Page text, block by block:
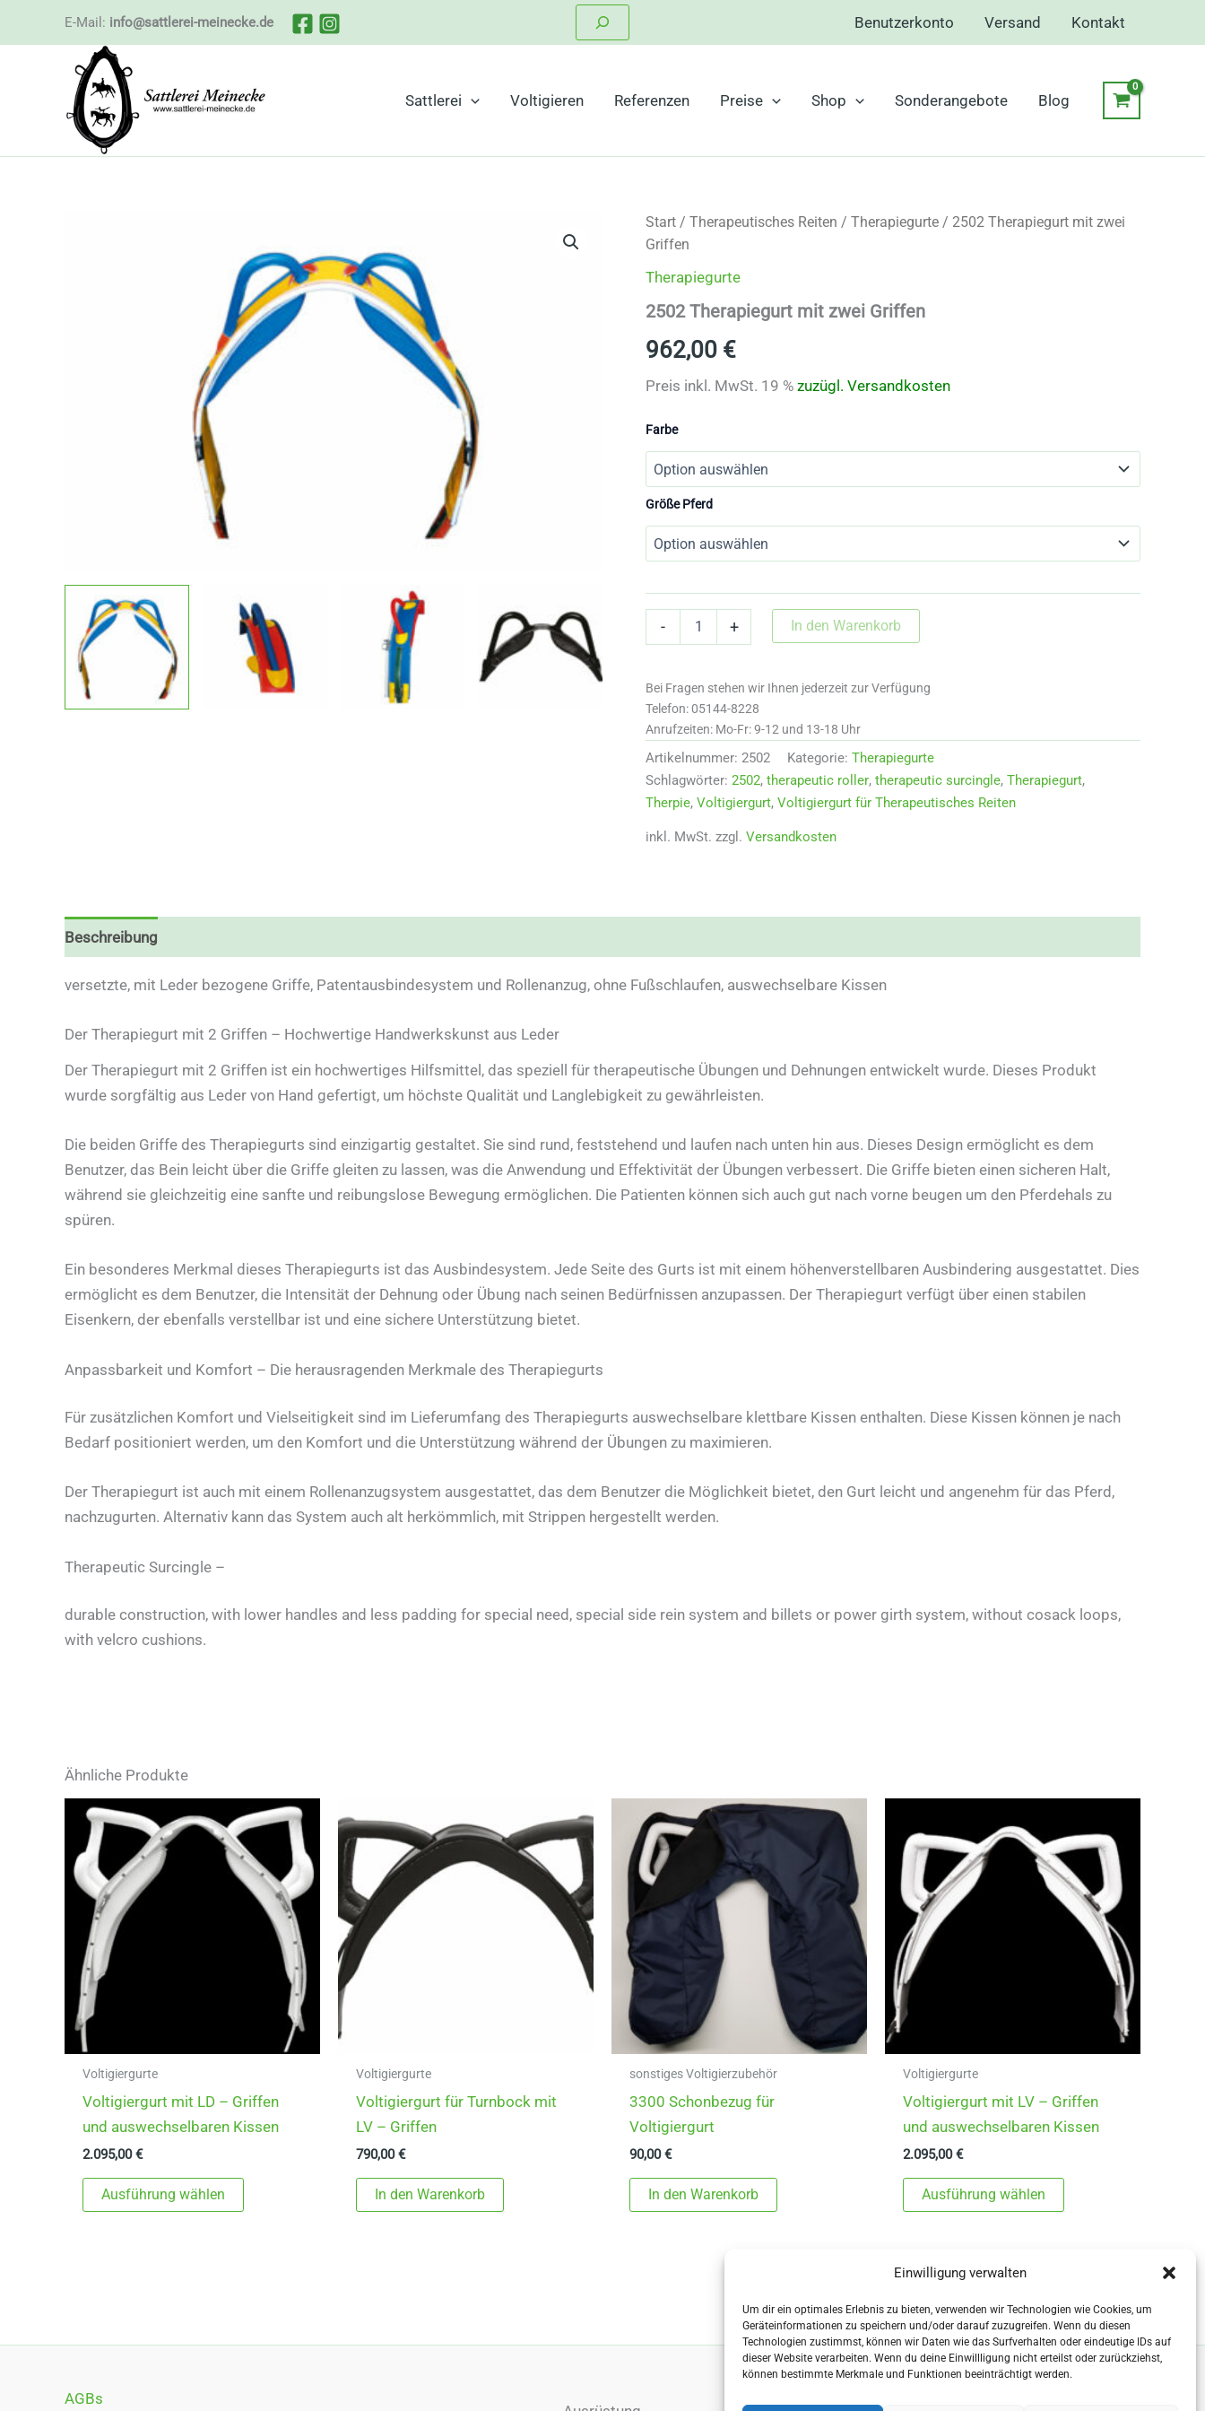
Einwilligung verwalten
Um dir ein optimales Erlebnis zu bieten, verwenden wir Technologien wie Cookies, um
Geräteinformationen zu speichern und/oder darauf zuzugreifen. Wenn du diesen
Technologien zustimmst, können wir Daten wie das Surfverhalten oder eindeutige IDs auf
dieser Website verarbeiten. Wenn du deine Einwillligung nicht erteilst oder zurückziehst,
können bestimmte Merkmale und Funktionen beeinträchtigt werden.
E-Mail: info@sattlerei-meinecke.de Benutzerkonto Versand Kontakt
Sattlerei Voltigieren Referenzen Preise Shop Sonderangebote Blog
Start / Therapeutisches Reiten / Therapiegurte / 2502 Therapiegurt mit zwei
Griffen
Therapiegurte
2502 Therapiegurt mit zwei Griffen
962,00 €
Preis inkl. MwSt. 19 % zuzügl. Versandkosten
Farbe
Größe Pferd
-
Therapiegurt
Griffen
Menge
+ In den Warenkorb
Bei Fragen stehen wir Ihnen jederzeit zur Verfügung
Telefon: 05144-8228
Anrufzeiten: Mo-Fr: 9-12 und 13-18 Uhr
Artikelnummer: 2502 Kategorie: Therapiegurte
Schlagwörter: 2502, therapeutic roller, therapeutic surcingle, Therapiegurt,
Therpie, Voltigiergurt, Voltigiergurt für Therapeutisches Reiten
inkl. MwSt. zzgl. Versandkosten
Beschreibung
versetzte, mit Leder bezogene Griffe, Patentausbindesystem und Rollenanzug, ohne Fußschlaufen, auswechselbare Kissen
Der Therapiegurt mit 2 Griffen – Hochwertige Handwerkskunst aus Leder
Der Therapiegurt mit 2 Griffen ist ein hochwertiges Hilfsmittel, das speziell für therapeutische Übungen und Dehnungen entwickelt wurde. Dieses Produkt
wurde sorgfältig aus Leder von Hand gefertigt, um höchste Qualität und Langlebigkeit zu gewährleisten.
Die beiden Griffe des Therapiegurts sind einzigartig gestaltet. Sie sind rund, feststehend und laufen nach unten hin aus. Dieses Design ermöglicht es dem
Benutzer, das Bein leicht über die Griffe gleiten zu lassen, was die Anwendung und Effektivität der Übungen verbessert. Die Griffe bieten einen sicheren Halt,
während sie gleichzeitig eine sanfte und reibungslose Bewegung ermöglichen. Die Patienten können sich auch gut nach vorne beugen um den Pferdehals zu
spüren.
Ein besonderes Merkmal dieses Therapiegurts ist das Ausbindesystem. Jede Seite des Gurts ist mit einem höhenverstellbaren Ausbindering ausgestattet. Dies
ermöglicht es dem Benutzer, die Intensität der Dehnung oder Übung nach seinen Bedürfnissen anzupassen. Der Therapiegurt verfügt über einen stabilen
Eisenkern, der ebenfalls verstellbar ist und eine sichere Unterstützung bietet.
Anpassbarkeit und Komfort – Die herausragenden Merkmale des Therapiegurts
Für zusätzlichen Komfort und Vielseitigkeit sind im Lieferumfang des Therapiegurts auswechselbare klettbare Kissen enthalten. Diese Kissen können je nach
Bedarf positioniert werden, um den Komfort und die Unterstützung während der Übungen zu maximieren.
Der Therapiegurt ist auch mit einem Rollenanzugsystem ausgestattet, das dem Benutzer die Möglichkeit bietet, den Gurt leicht und angenehm für das Pferd,
nachzugurten. Alternativ kann das System auch alt herkömmlich, mit Strippen hergestellt werden.
Therapeutic Surcingle –
durable construction, with lower handles and less padding for special need, special side rein system and billets or power girth system, without cosack loops,
with velcro cushions.
Ähnliche Produkte
Voltigiergurte
Voltigiergurt mit LD – Griffen
und auswechselbaren Kissen
2.095,00€
Ausführung wählen
Dieses
Produkt
Voltigiergurte
Voltigiergurt für Turnbock mit
LV – Griffen
790,00€
In den Warenkorb
sonstiges Voltigierzubehör
3300 Schonbezug für
Voltigiergurt
90,00€
In den Warenkorb
Voltigiergurte
Voltigiergurt mit LV – Griffen
und auswechselbaren Kissen
2.095,00€
Ausführung wählen
Dieses
Produkt
auf.
Die
Optionen
können
AGBs